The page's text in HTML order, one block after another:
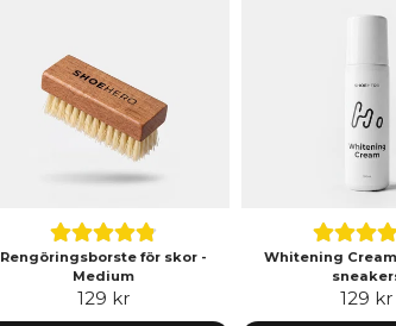
Rengöringsborste för skor -
Medium
129 kr
Whitening
129 kr